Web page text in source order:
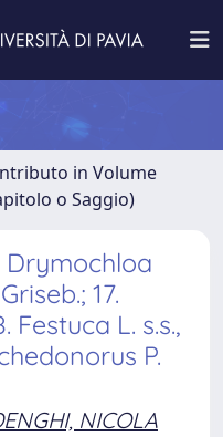
in Volume
o Saggio)
Drymochloa
17.
Festuca L. s.s.,
P.
NICOLA